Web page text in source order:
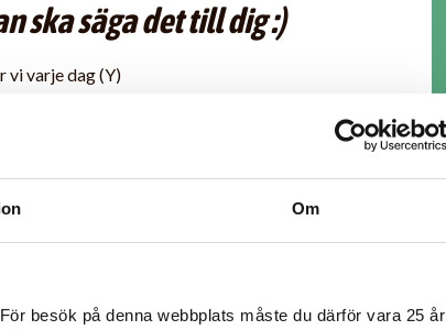
Om
För besök på denna webbplats måste du därför vara 25 år
ska säga det till dig :)
vi varje dag (Y)